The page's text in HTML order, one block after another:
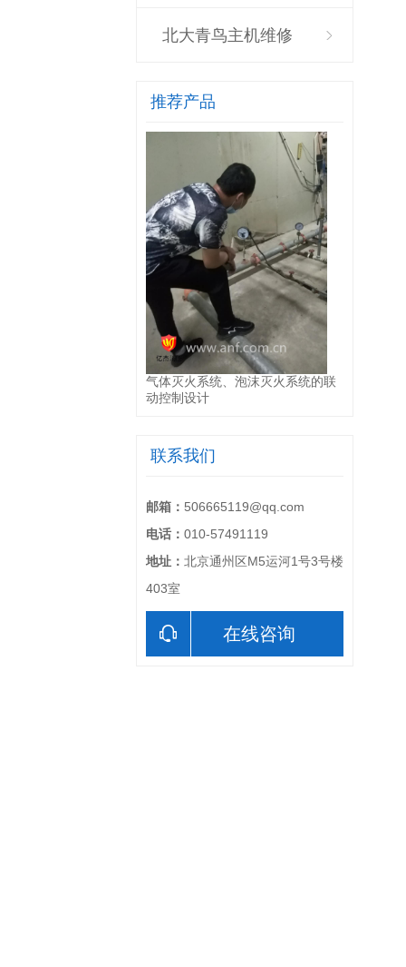
北大青鸟主机维修
推荐产品
气体灭火系统、泡沫灭火系统的联
动控制设计
联系我们
邮箱： 506665119@qq.com
电话： 010-57491119
地址： 北京通州区M5运河1号3号楼
403室
在线咨询